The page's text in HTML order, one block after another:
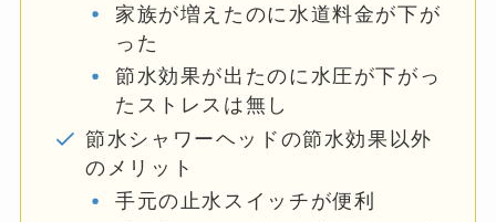
家族が増えたのに水道料金が下が
った
節水効果が出たのに水圧が下がっ
たストレスは無し
節水シャワーヘッドの節水効果以外
のメリット
手元の止水スイッチが便利